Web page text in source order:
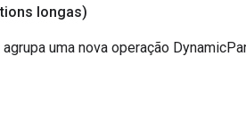
longas)
uma nova operação